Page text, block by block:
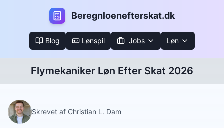
Beregnloenefterskat.dk
Blog Lønspil Jobs Løn
Flymekaniker Løn Efter Skat 2026
Skrevet af Christian L. Dam